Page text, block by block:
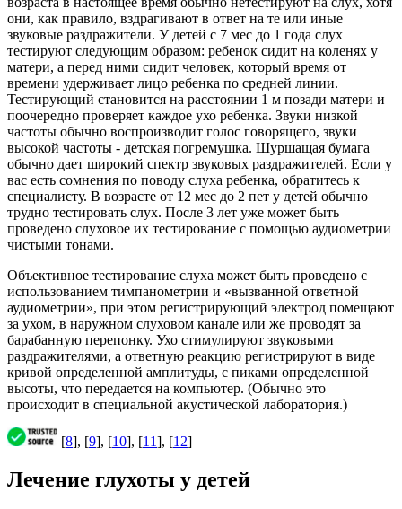
они, как правило, вздрагивают в ответ на те или иные
звуковые раздражители. У детей с 7 мес до 1 года слух
тестируют следующим образом: ребенок сидит на коленях у
матери, а перед ними сидит человек, который время от
времени удерживает лицо ребенка по средней линии.
Тестирующий становится на расстоянии 1 м позади матери и
поочередно проверяет каждое ухо ребенка. Звуки низкой
частоты обычно воспроизводит голос говорящего, звуки
высокой частоты - детская погремушка. Шуршащая бумага
обычно дает широкий спектр звуковых раздражителей. Если у
вас есть сомнения по поводу слуха ребенка, обратитесь к
специалисту. В возрасте от 12 мес до 2 пет у детей обычно
трудно тестировать слух. После 3 лет уже может быть
проведено слуховое их тестирование с помощью аудиометрии
чистыми тонами.
Объективное тестирование слуха может быть проведено с
использованием тимпанометрии и «вызванной ответной
аудиометрии», при этом регистрирующий электрод помещают
за ухом, в наружном слуховом канале или же проводят за
барабанную перепонку. Ухо стимулируют звуковыми
раздражителями, а ответную реакцию регистрируют в виде
кривой определенной амплитуды, с пиками определенной
высоты, что передается на компьютер. (Обычно это
происходит в специальной акустической лаборатория.)
[8], [9], [10], [11], [12]
Лечение глухоты у детей